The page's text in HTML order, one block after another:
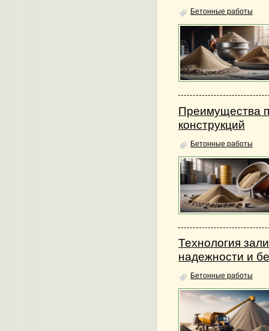
Бетонные работы
Преимущества
конструкций
Бетонные работы
Технология
надежности и
Бетонные работы